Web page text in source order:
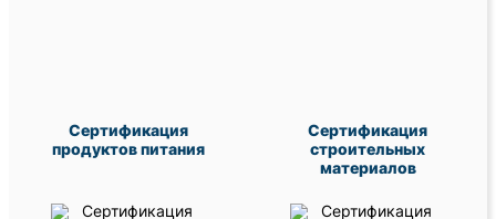
Сертификация
продуктов питания
Сертификация
строительных
материалов